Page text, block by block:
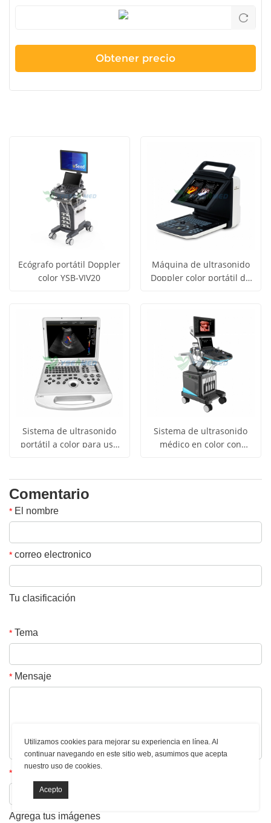
Utilizamos cookies para mejorar su experiencia en línea. Al
continuar navegando en este sitio web, asumimos que acepta
nuestro uso de cookies.
Ecógrafo portátil Doppler
color YSB-VIV20
Máquina de ultrasonido
Doppler color portátil de
Sistema de ultrasonido
portátil a color para uso
Sistema de ultrasonido
médico en color con
Comentario
* El nombre
* correo electronico
Tu clasificación
* Tema
* Mensaje
*
Agrega tus imágenes